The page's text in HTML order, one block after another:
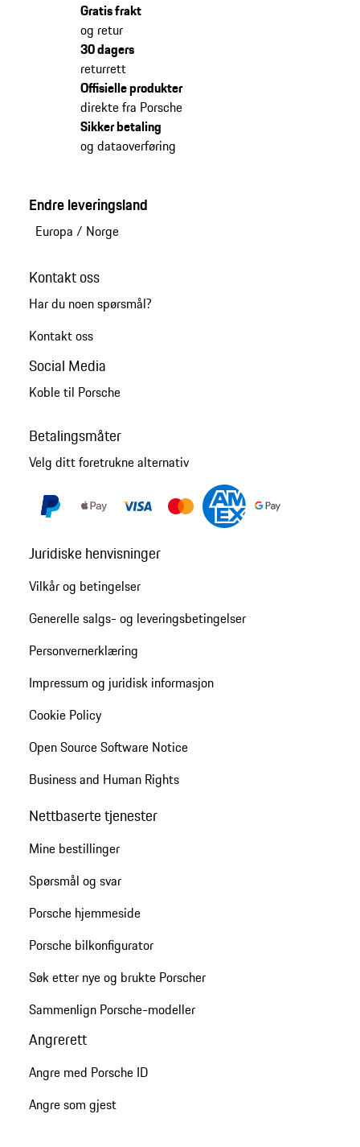
Gratis frakt
og retur
30 dagers
returrett
Offisielle produkter
direkte fra Porsche
Sikker betaling
og dataoverføring
Endre leveringsland
Europa / Norge
Kontakt oss
Har du noen spørsmål?
Kontakt oss
Social Media
Koble til Porsche
Betalingsmåter
Velg ditt foretrukne alternativ
Juridiske henvisninger
Vilkår og betingelser
Generelle salgs- og leveringsbetingelser
Personvernerklæring
Impressum og juridisk informasjon
Cookie Policy
Open Source Software Notice
Business and Human Rights
Nettbaserte tjenester
Mine bestillinger
Spørsmål og svar
Porsche hjemmeside
Porsche bilkonfigurator
Søk etter nye og brukte Porscher
Sammenlign Porsche-modeller
Angrerett
Angre med Porsche ID
Angre som gjest